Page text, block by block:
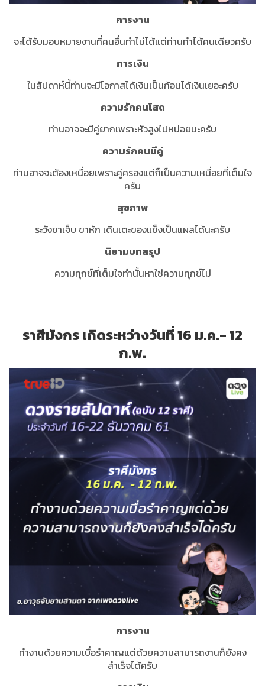
การงาน
จะได้รับมอบหมายงานที่คนอื่นทำไม่ได้แต่ท่านทำได้คนเดียวครับ
การเงิน
ในสัปดาห์นี้ท่านจะมีโอกาสได้เงินเป็นก้อนได้เงินเยอะครับ
ความรักคนโสด
ท่านอาจจะมีคู่ยากเพราะหัวสูงไปหน่อยนะครับ
ความรักคนมีคู่
ท่านอาจจะต้องเหนื่อยเพราะคู่ครองแต่ก็เป็นความเหนื่อยที่เต็มใจ
ครับ
สุขภาพ
ระวังขาเจ็บ ขาหัก เดินเตะของแข็งเป็นแผลได้นะครับ
นิยามบทสรุป
ความทุกข์ที่เต็มใจทำนั้นหาใช่ความทุกข์ไม่
ราศีมังกร เกิดระหว่างวันที่ 16 ม.ค.- 12
ก.พ.
การงาน
ทำงานด้วยความเบื่อรำคาญแต่ด้วยความสามารถงานก็ยังคง
สำเร็จได้ครับ